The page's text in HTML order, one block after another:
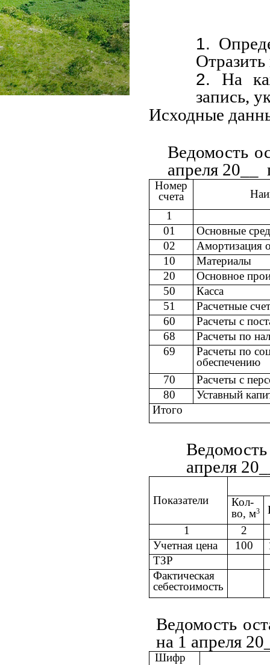
На
запись,
Исходные
Ведомость
апреля 20__
Номер
счета
1
01
Основные
02
Амортизация
10
Материалы
20
Основное
50
Касса
51
Расчетные
60
Расчеты с
68
Расчеты по
69
Расчеты по
обеспечению
70
Расчеты с
80
Уставный
Итого
апреля
Показатели
Кол-
во, м3
1
2
Учетная цена
100
ТЗР
Фактическая
себестоимость
Ведомость
на 1 апреля
Шифр